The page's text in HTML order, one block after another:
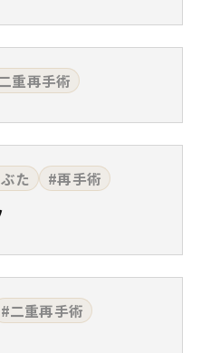
重再手術
た #再手術
#二重再手術